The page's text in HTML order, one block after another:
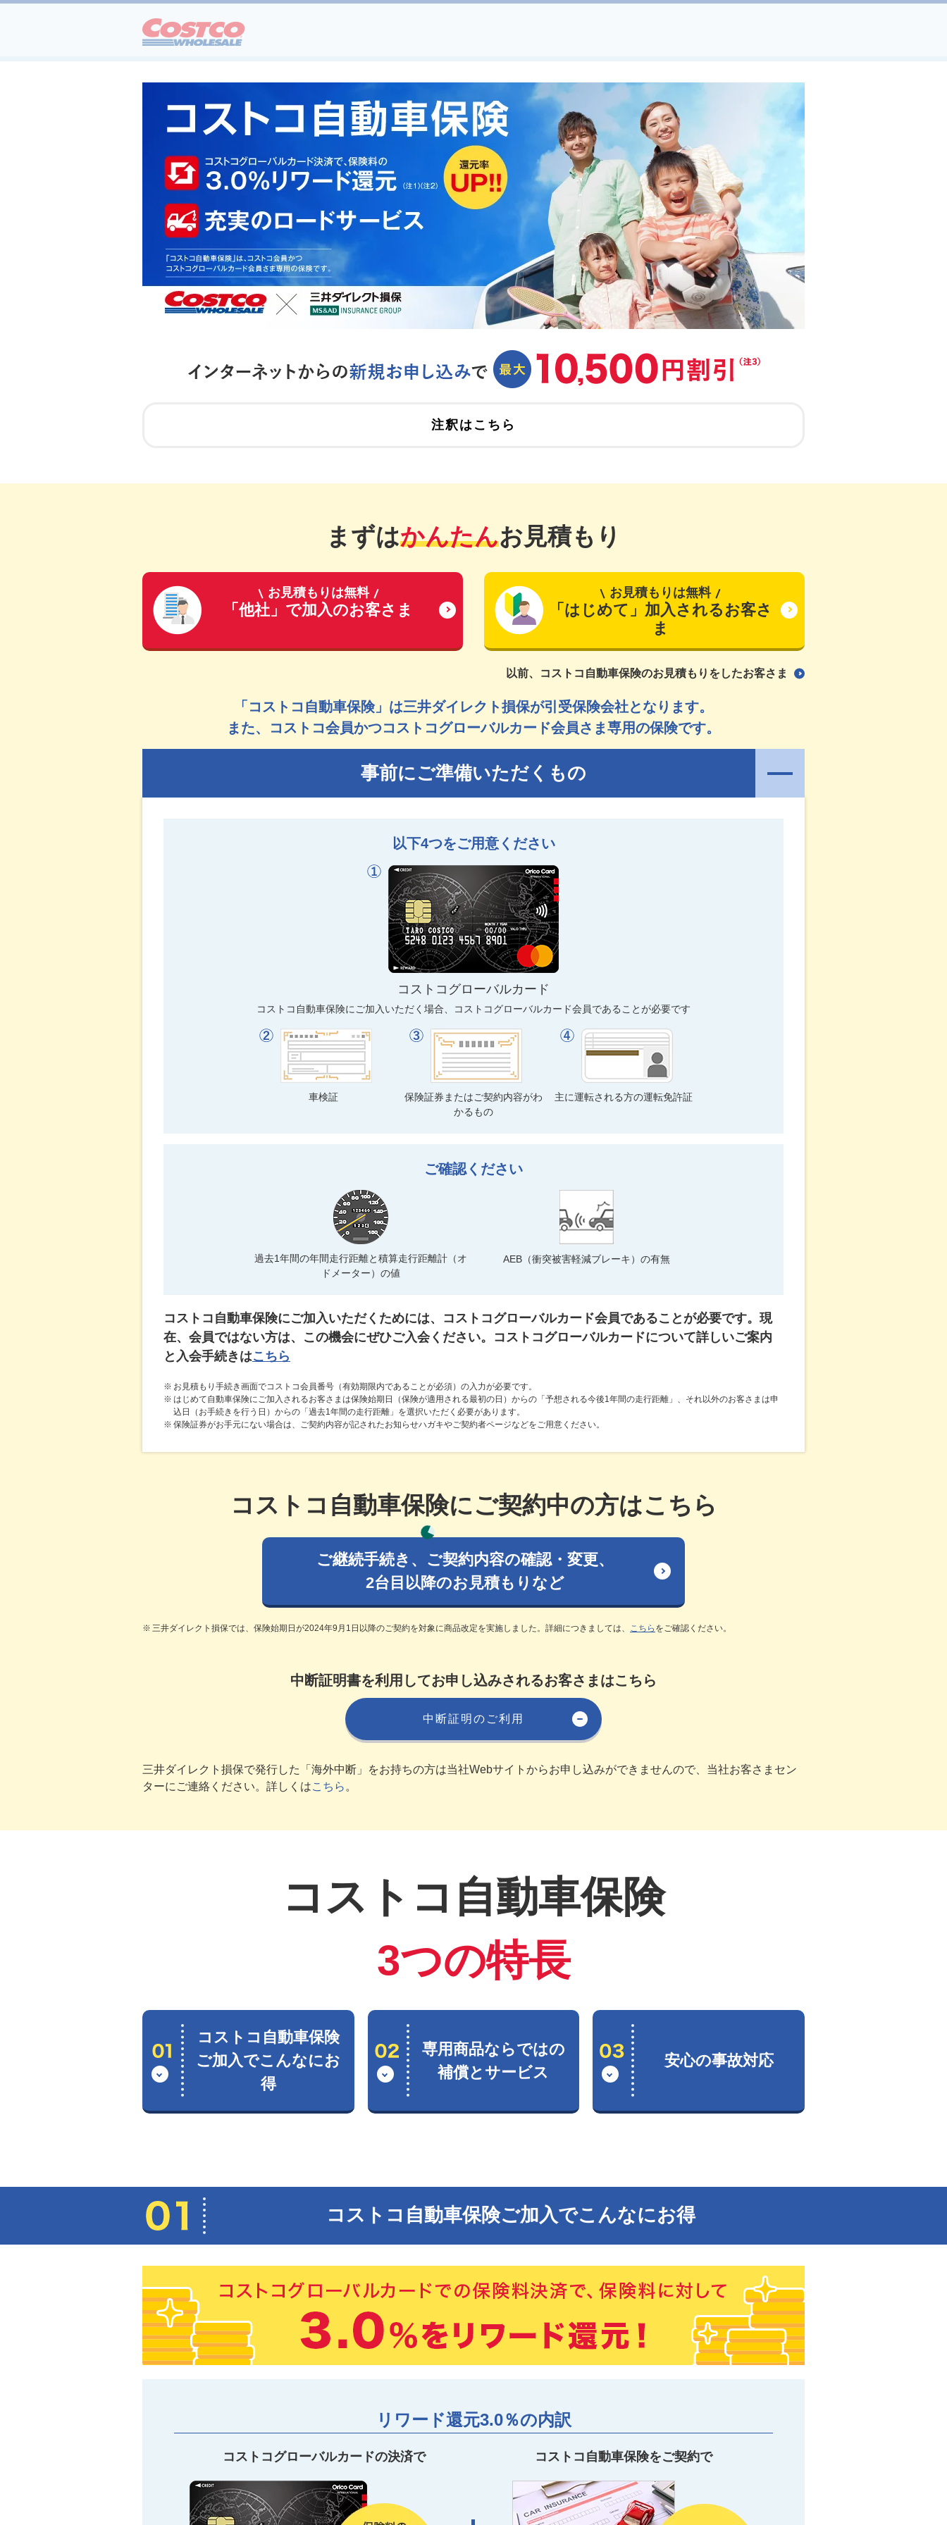
読み込み中
注釈はこちら
まずはかんたんお見積もり
お見積もりは無料
「他社」で加入のお客さま
お見積もりは無料
「はじめて」加入されるお客さ
ま
以前、コストコ自動車保険のお見積もりをしたお客さま
「コストコ自動車保険」は三井ダイレクト損保が引受保険会社となります。
また、コストコ会員かつコストコグローバルカード会員さま専用の保険です。
事前にご準備いただくもの
以下4つをご用意ください
コストコグローバルカード
コストコ自動車保険にご加入いただく場合、コストコグローバルカード会員であることが必要です
車検証
保険証券またはご契約内容がわ
かるもの
主に運転される方の運転免許証
ご確認ください
過去1年間の年間走行距離と積算走行距離計（オ
ドメーター）の値
AEB（衝突被害軽減ブレーキ）の有無
コストコ自動車保険にご加入いただくためには、コストコグローバルカード会員であることが必要です。現
在、会員ではない方は、この機会にぜひご入会ください。コストコグローバルカードについて詳しいご案内
と入会手続きはこちら
※ お見積もり手続き画面でコストコ会員番号（有効期限内であることが必須）の入力が必要です。
※ はじめて自動車保険にご加入されるお客さまは保険始期日（保険が適用される最初の日）からの「予想される今後1年間の走行距離」、それ以外のお客さまは申
込日（お手続きを行う日）からの「過去1年間の走行距離」を選択いただく必要があります。
※ 保険証券がお手元にない場合は、ご契約内容が記されたお知らせハガキやご契約者ページなどをご用意ください。
コストコ自動車保険にご契約中の方はこちら
ご継続手続き、ご契約内容の確認・変更、
2台目以降のお見積もりなど
※ 三井ダイレクト損保では、保険始期日が2024年9月1日以降のご契約を対象に商品改定を実施しました。詳細につきましては、 こちら をご確認ください。
中断証明書を利用してお申し込みされるお客さまはこちら
中断証明のご利用
三井ダイレクト損保で発行した「海外中断」をお持ちの方は当社Webサイトからお申し込みができませんので、当社お客さまセン
ターにご連絡ください。詳しくはこちら 。
コストコ自動車保険
3つの特長
コストコ自動車保険
ご加入でこんなにお
得
専用商品ならではの
補償とサービス
安心の事故対応
コストコ自動車保険ご加入でこんなにお得
リワード還元3.0％の内訳
コストコグローバルカードの決済で コストコ自動車保険をご契約で